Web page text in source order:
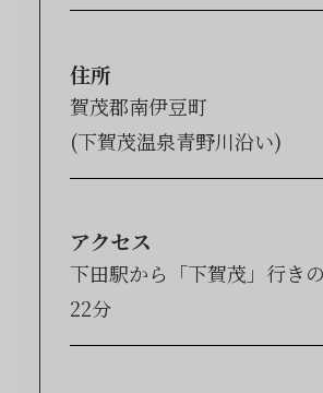
住所
賀茂郡南伊豆町
(下賀茂温泉青野川沿い)
アクセス
下田駅から「下賀茂」行き
22分